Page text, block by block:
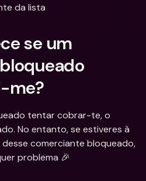
da lista
se um
me?
tentar cobrar-te, o
No entanto, se estiveres à
comerciante bloqueado,
problema 🎉